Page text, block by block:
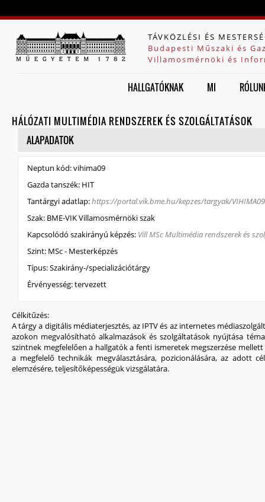
TÁVKÖZLÉSI ÉS
Budapesti Műszaki és
Villamosmérnöki és
HALLGATÓKNAK MI
HÁLÓZATI MULTIMÉDIA RENDSZEREK ÉS SZOLGÁLTATÁSOK
ELREJT
ALAPADATOK
Neptun kód:vihima09
Gazda tanszék: HIT
Tantárgyi adatlap:https://portal.vik.bme.hu/kepzes/targyak/
Szak: BME-VIK Villamosmérnöki szak
Kapcsolódó szakirányú képzés: Vill MSc Multimédia rendszerek és
Szint: MSc - Mesterképzés
Típus:Szakirány-/specializációtárgy
Érvényesség:tervezett
Célkitűzés:
A tárgy a digitális médiaterjesztés, az IPTV és az internetes
azokon megvalósítható alkalmazások és szolgáltatások nyújtása
szintnek megfelelően a hallgatók a fenti ismeretek megszerzése
a megfelelő technikák megválasztására, pozicionálására, az adott
elemzésére, teljesítőképességük vizsgálatára.